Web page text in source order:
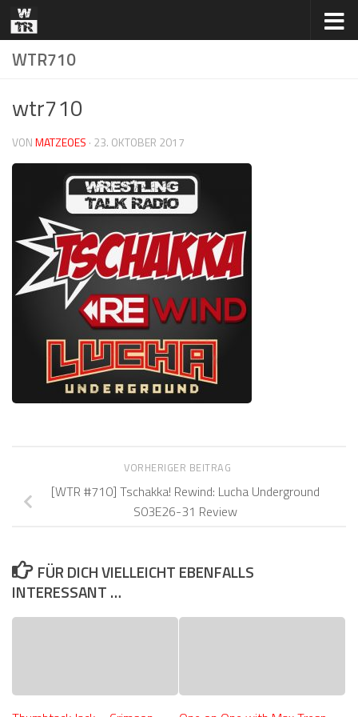
Zum Inhalt springen
WTR710
wtr710
VONMATZEOES · 23. OKTOBER 2017
VORHERIGER BEITRAG
[WTR #710] Tschakka! Rewind: Lucha Underground
S03E26-31 Review
FÜR DICH VIELLEICHT EBENFALLS
INTERESSANT …